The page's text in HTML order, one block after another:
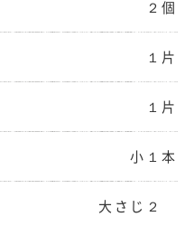
２個
１片
１片
小１本
大さじ２